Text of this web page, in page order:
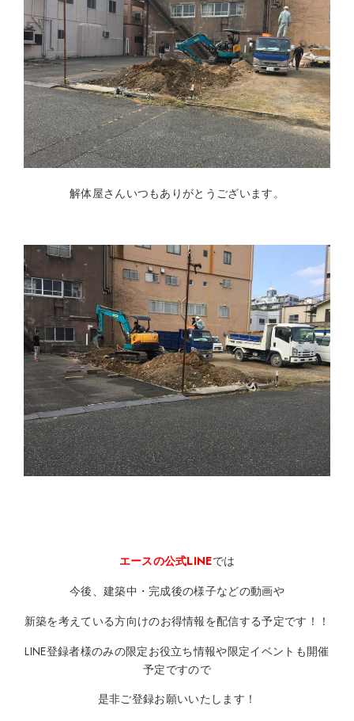
解体屋さんいつもありがとうございます。
エースの公式LINEでは
今後、建築中・完成後の様子などの動画や
新築を考えている方向けのお得情報を配信する予定です！！
LINE登録者様のみの限定お役立ち情報や限定イベントも開催
予定ですので
是非ご登録お願いいたします！